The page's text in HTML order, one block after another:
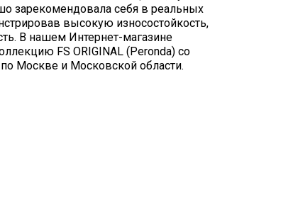
зарекомендовала себя в реальных
высокую износостойкость,
В нашем Интернет-магазине
FS ORIGINAL (Peronda) со
Москве и Московской области.